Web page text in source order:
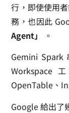
行，即使使用
務，也因此
Agent」
。
Gemini Spark
Workspace
OpenTable、
Google 給出了